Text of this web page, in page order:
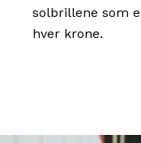
solbrillene som
hver krone.